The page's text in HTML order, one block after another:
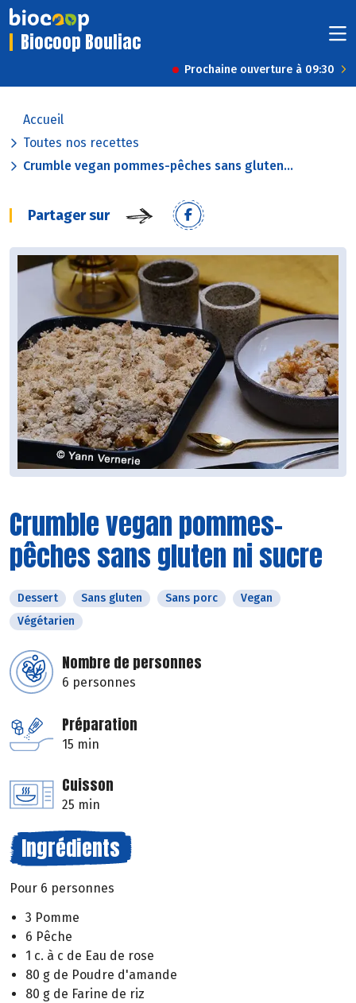
Biocoop Bouliac
Prochaine ouverture à 09:30
Accueil
Toutes nos recettes
Crumble vegan pommes-pêches sans gluten...
Partager sur
Crumble vegan pommes-
pêches sans gluten ni sucre
Dessert Sans gluten Sans porc
Vegan
Végétarien
Nombre de personnes
6 personnes
Préparation
15 min
Cuisson
25 min
Ingrédients
Pour 6 personnes
3 Pomme
6 Pêche
1 c. à c de Eau de rose
80 g de Poudre d'amande
80 g de Farine de riz